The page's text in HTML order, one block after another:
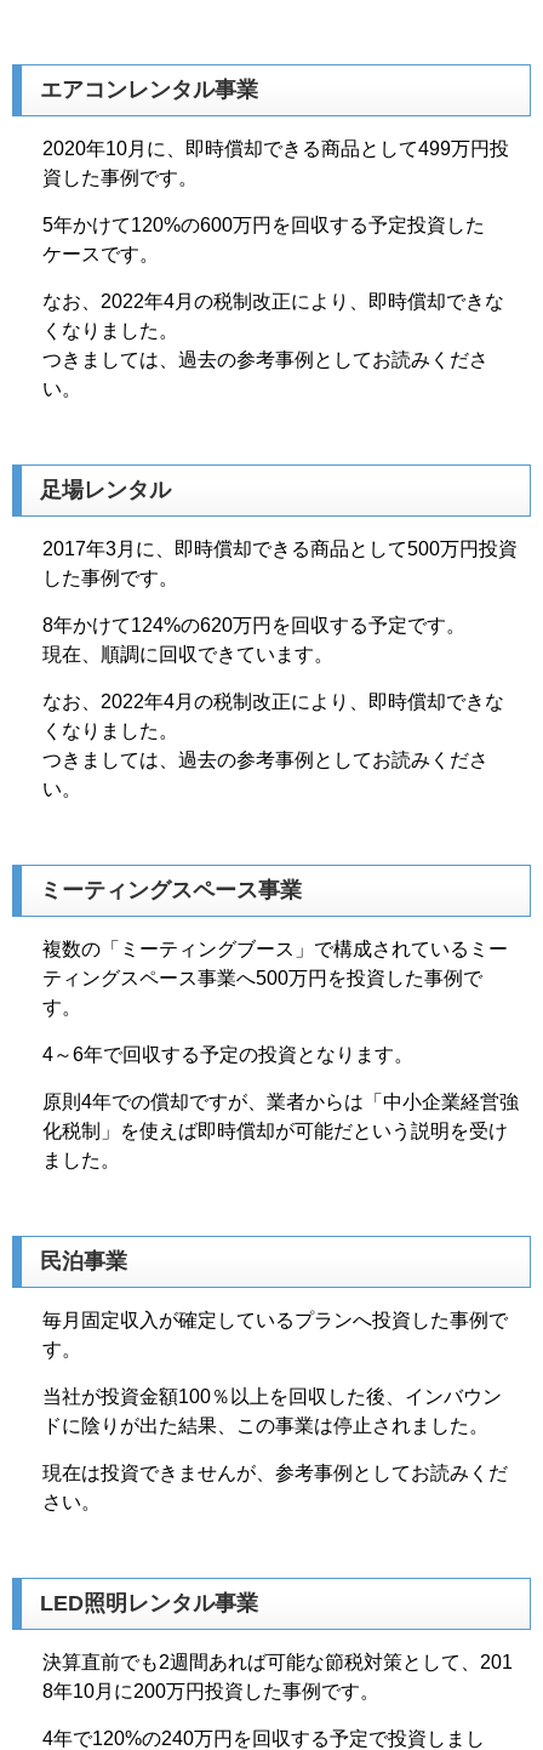
エアコンレンタル事業
2020年10月に、即時償却できる商品として499万円投
資した事例です。
5年かけて120%の600万円を回収する予定投資した
ケースです。
なお、2022年4月の税制改正により、即時償却できな
くなりました。
つきましては、過去の参考事例としてお読みくださ
い。
足場レンタル
2017年3月に、即時償却できる商品として500万円投資
した事例です。
8年かけて124%の620万円を回収する予定です。
現在、順調に回収できています。
なお、2022年4月の税制改正により、即時償却できな
くなりました。
つきましては、過去の参考事例としてお読みくださ
い。
ミーティングスペース事業
複数の「ミーティングブース」で構成されているミー
ティングスペース事業へ500万円を投資した事例で
す。
4～6年で回収する予定の投資となります。
原則4年での償却ですが、業者からは「中小企業経営強
化税制」を使えば即時償却が可能だという説明を受け
ました。
民泊事業
毎月固定収入が確定しているプランへ投資した事例で
す。
当社が投資金額100％以上を回収した後、インバウン
ドに陰りが出た結果、この事業は停止されました。
現在は投資できませんが、参考事例としてお読みくだ
さい。
LED照明レンタル事業
決算直前でも2週間あれば可能な節税対策として、201
8年10月に200万円投資した事例です。
4年で120%の240万円を回収する予定で投資しまし